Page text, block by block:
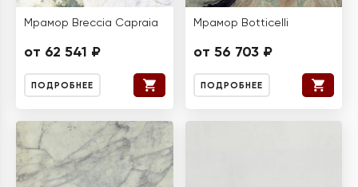
Мрамор Breccia Capraia
от 62 541 ₽
ПОДРОБНЕЕ
Мрамор Botticelli
от 56 703 ₽
ПОДРОБНЕЕ